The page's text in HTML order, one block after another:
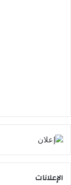
الإعلانات